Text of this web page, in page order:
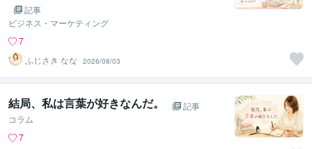
記事
ビジネス・マーケティング
7
ふじさき なな
2026/08/03
結局、私は言葉が好きなんだ。
記事
コラム
7